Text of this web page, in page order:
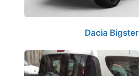
Dacia Bigster